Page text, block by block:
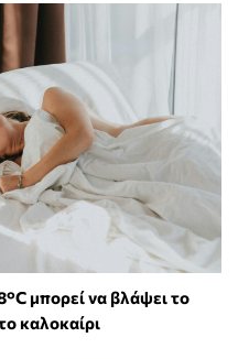
μπορεί να βλάψει το
καλοκαίρι